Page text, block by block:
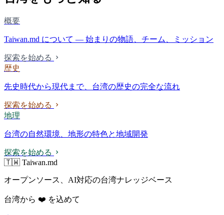
概要
Taiwan.md について — 始まりの物語、チーム、ミッション
探索を始める
歴史
先史時代から現代まで、台湾の歴史の完全な流れ
探索を始める
地理
台湾の自然環境、地形の特色と地域開発
探索を始める
🇹🇼 Taiwan.md
オープンソース、AI対応の台湾ナレッジベース
台湾から ❤️ を込めて